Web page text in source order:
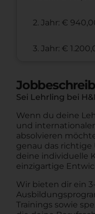
2. Jahr: €
3. Jahr: €
Sei Lehrling bei
Wenn du deine
und
absolvieren
genau das richtige
deine individuelle
einzigartige
Wir bieten dir ein
Trainings sowie